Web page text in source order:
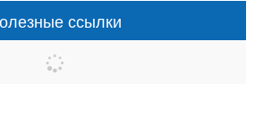
ссылки